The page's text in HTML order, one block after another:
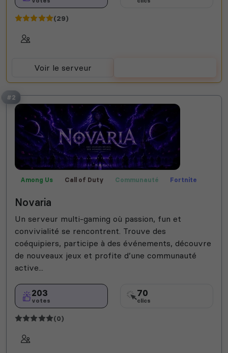
(29)
Voir le serveur
#2
Among Us Call of Duty Communauté
Fortnite
Novaria
Un serveur multi-gaming où passion, fun et
convivialité se rencontrent. Trouve des
coéquipiers, participe à des événements, découvre
de nouveaux jeux et profite d’une communauté
active...
203
votes
70
clics
(0)